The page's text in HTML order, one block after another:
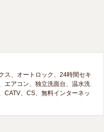
ス、オートロック、24時間セキ
エアコン、独立洗面台、温水洗
CATV、CS、無料インターネッ